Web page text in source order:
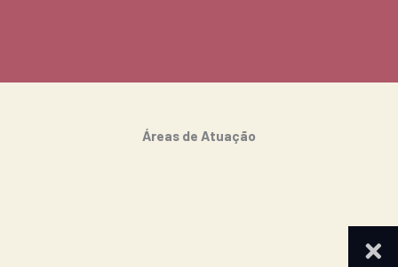
Áreas de Atuação